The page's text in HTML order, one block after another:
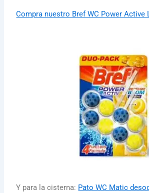
Compra nuestro Bref WC Power Active
Y para la cisterna: Pato WC Matic